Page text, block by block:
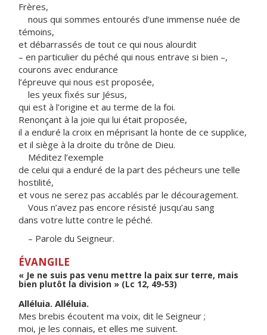
Frères,
nous qui sommes entourés d’une immense nuée de
témoins,
et débarrassés de tout ce qui nous alourdit
– en particulier du péché qui nous entrave si bien –,
courons avec endurance
l’épreuve qui nous est proposée,
les yeux fixés sur Jésus,
qui est à l’origine et au terme de la foi.
Renonçant à la joie qui lui était proposée,
il a enduré la croix en méprisant la honte de ce supplice,
et il siège à la droite du trône de Dieu.
Méditez l’exemple
de celui qui a enduré de la part des pécheurs une telle
hostilité,
et vous ne serez pas accablés par le découragement.
Vous n’avez pas encore résisté jusqu’au sang
dans votre lutte contre le péché.
– Parole du Seigneur.
ÉVANGILE
« Je ne suis pas venu mettre la paix sur terre, mais
bien plutôt la division » (Lc 12, 49-53)
Alléluia. Alléluia.
Mes brebis écoutent ma voix, dit le Seigneur ;
moi, je les connais, et elles me suivent.